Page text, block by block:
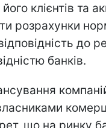
клієнтів та
розрахунки
до
банків.
що на ринку